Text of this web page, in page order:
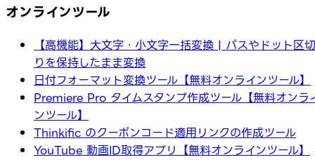
オンラインツール
【高機能】大文字・小文字一括変換 | パスやドット区切
りを保持したまま変換
日付フォーマット変換ツール【無料オンラインツール】
Premiere Pro タイムスタンプ作成ツール【無料オンラ
ンツール】
Thinkific のクーポンコード適用リンクの作成ツール
YouTube 動画ID取得アプリ【無料オンラインツール】